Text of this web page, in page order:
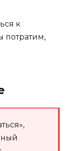
к
потратим,